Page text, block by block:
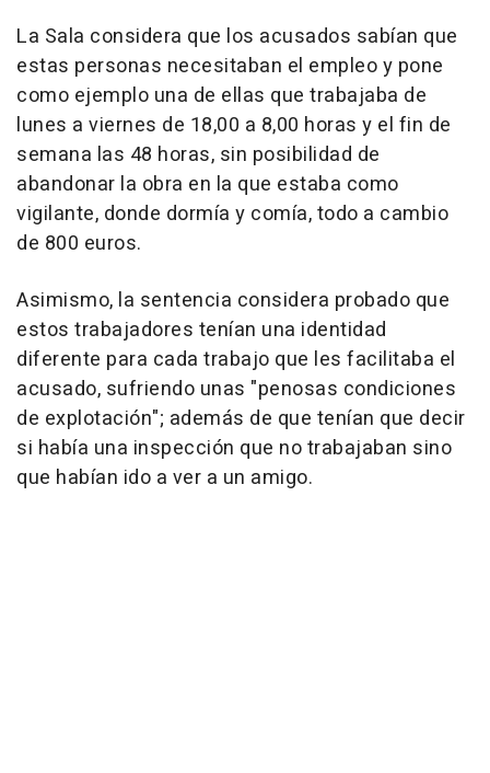
La Sala considera que los acusados sabían que
estas personas necesitaban el empleo y pone
como ejemplo una de ellas que trabajaba de
lunes a viernes de 18,00 a 8,00 horas y el fin de
semana las 48 horas, sin posibilidad de
abandonar la obra en la que estaba como
vigilante, donde dormía y comía, todo a cambio
de 800 euros.
Asimismo, la sentencia considera probado que
estos trabajadores tenían una identidad
diferente para cada trabajo que les facilitaba el
acusado, sufriendo unas "penosas condiciones
de explotación"; además de que tenían que decir
si había una inspección que no trabajaban sino
que habían ido a ver a un amigo.